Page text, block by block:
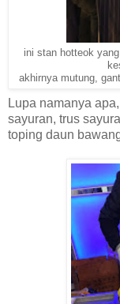
ini stan hotteok
akhirnya mutung,
Lupa namanya
sayuran, trus
toping daun